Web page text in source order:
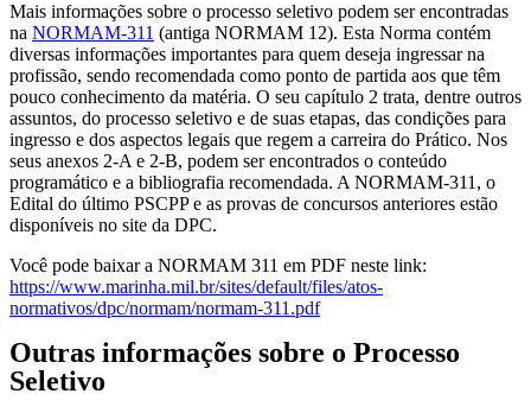
Mais informações sobre o processo seletivo podem ser encontradas
na NORMAM-311 (antiga NORMAM 12). Esta Norma contém
diversas informações importantes para quem deseja ingressar na
profissão, sendo recomendada como ponto de partida aos que têm
pouco conhecimento da matéria. O seu capítulo 2 trata, dentre outros
assuntos, do processo seletivo e de suas etapas, das condições para
ingresso e dos aspectos legais que regem a carreira do Prático. Nos
seus anexos 2-A e 2-B, podem ser encontrados o conteúdo
programático e a bibliografia recomendada. A NORMAM-311, o
Edital do último PSCPP e as provas de concursos anteriores estão
disponíveis no site da DPC.
Você pode baixar a NORMAM 311 em PDF neste link:
https://www.marinha.mil.br/sites/default/files/atos-
normativos/dpc/normam/normam-311.pdf
Outras informações sobre o Processo
Seletivo